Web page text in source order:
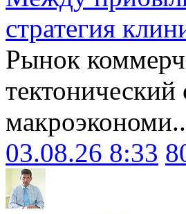
стратегия
Рынок
03.08.26 8:33